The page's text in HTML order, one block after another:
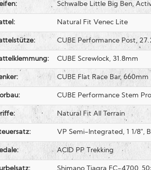
Schwalbe Little Big Ben,
Natural Fit Venec Lite
CUBE Performance Post,
CUBE Screwlock, 31.8mm
CUBE Flat Race Bar, 660mm
CUBE Performance Stem
Natural Fit All Terrain
VP Semi-Integrated, 1 1/8",
ACID PP Trekking